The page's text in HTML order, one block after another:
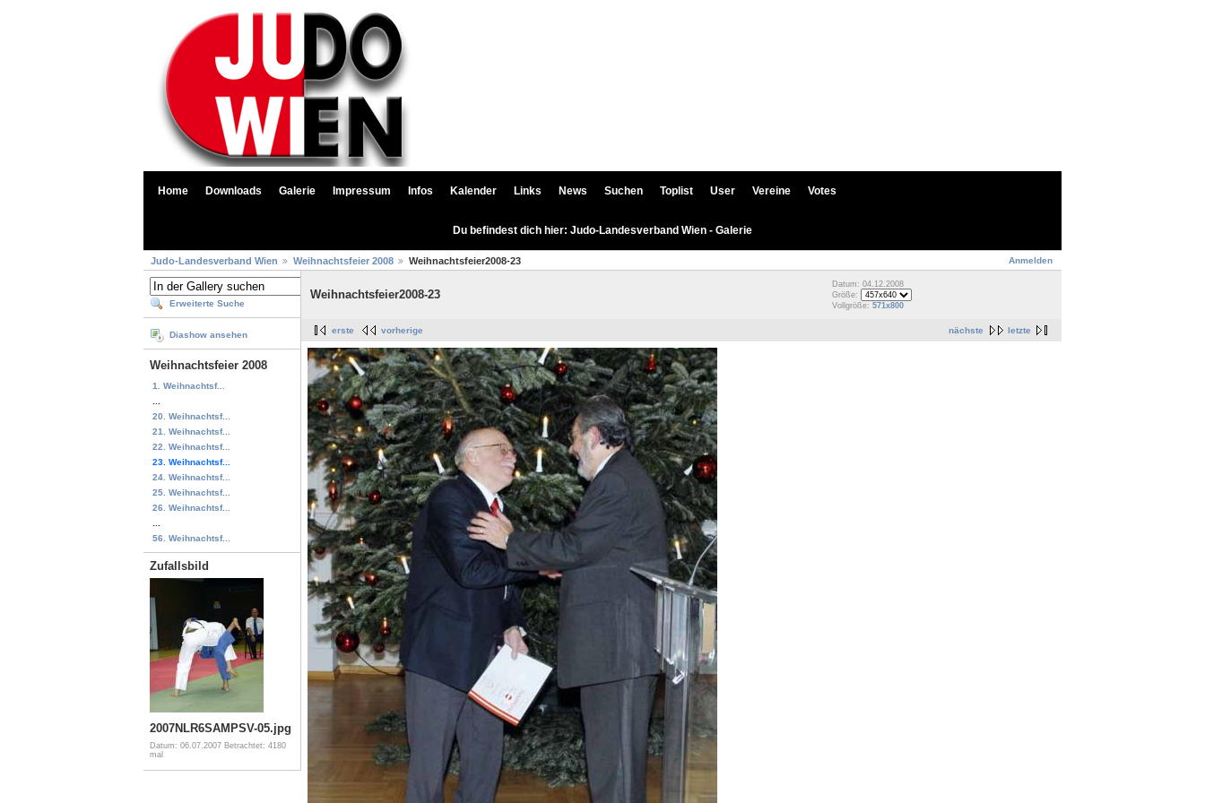
Home Downloads Galerie Impressum Infos Kalender Links News Suchen Toplist User Vereine Votes
Du befindest dich hier: Judo-Landesverband Wien - Galerie
Anmelden
Judo-Landesverband Wien Weihnachtsfeier 2008 Weihnachtsfeier2008-23
Erweiterte Suche
Diashow ansehen
Weihnachtsfeier 2008
1. Weihnachtsf...
20. Weihnachtsf...
21. Weihnachtsf...
22. Weihnachtsf...
23. Weihnachtsf...
24. Weihnachtsf...
25. Weihnachtsf...
26. Weihnachtsf...
56. Weihnachtsf...
Zufallsbild
2007NLR6SAMPSV-05.jpg
Datum: 06.07.2007 Betrachtet: 4180
mal
Weihnachtsfeier2008-23
Datum: 04.12.2008
Größe:
Vollgröße: 571x800
nächste letzte
erste vorherige